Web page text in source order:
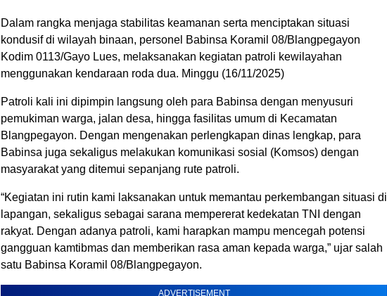
Dalam rangka menjaga stabilitas keamanan serta menciptakan situasi
kondusif di wilayah binaan, personel Babinsa Koramil 08/Blangpegayon
Kodim 0113/Gayo Lues, melaksanakan kegiatan patroli kewilayahan
menggunakan kendaraan roda dua. Minggu (16/11/2025)
Patroli kali ini dipimpin langsung oleh para Babinsa dengan menyusuri
pemukiman warga, jalan desa, hingga fasilitas umum di Kecamatan
Blangpegayon. Dengan mengenakan perlengkapan dinas lengkap, para
Babinsa juga sekaligus melakukan komunikasi sosial (Komsos) dengan
masyarakat yang ditemui sepanjang rute patroli.
“Kegiatan ini rutin kami laksanakan untuk memantau perkembangan situasi di
lapangan, sekaligus sebagai sarana mempererat kedekatan TNI dengan
rakyat. Dengan adanya patroli, kami harapkan mampu mencegah potensi
gangguan kamtibmas dan memberikan rasa aman kepada warga,” ujar salah
satu Babinsa Koramil 08/Blangpegayon.
ADVERTISEMENT